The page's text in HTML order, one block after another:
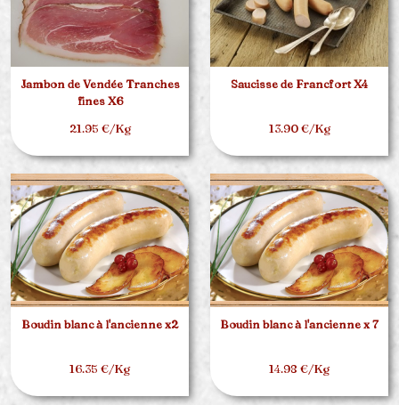
Jambon de Vendée Tranches
fines X6
21.95 €/Kg
Saucisse de Francfort X4
13.90 €/Kg
Boudin blanc à l'ancienne x2
16.35 €/Kg
Boudin blanc à l'ancienne x 7
14.98 €/Kg